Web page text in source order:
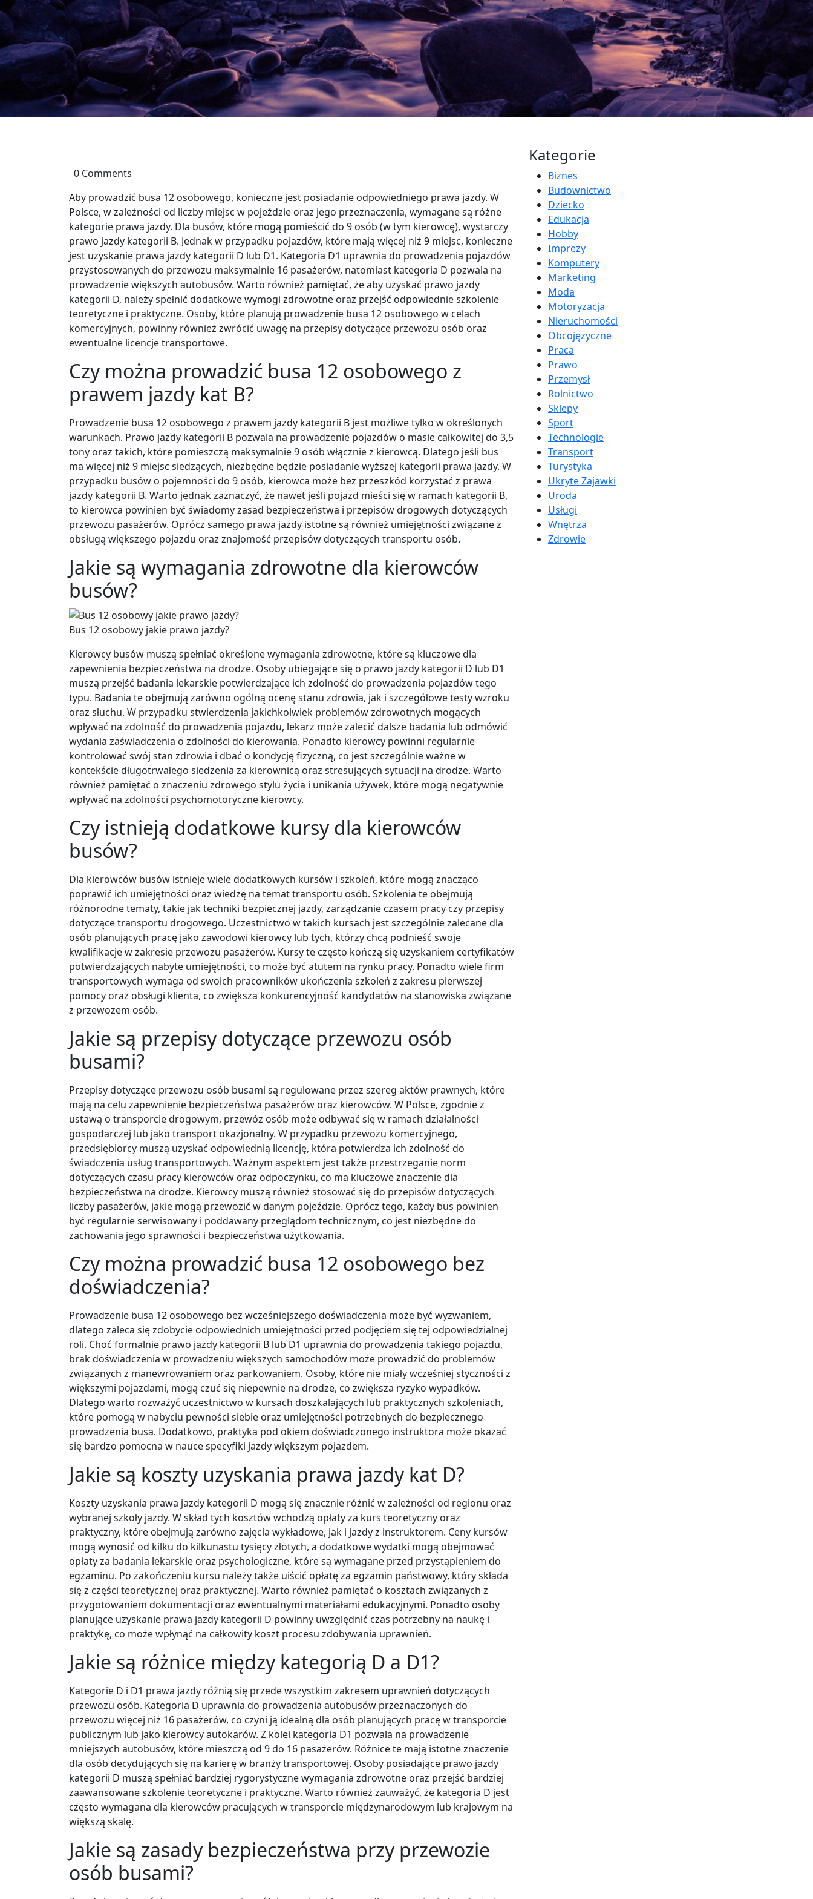
0 Comments
Aby prowadzić busa 12 osobowego, konieczne jest posiadanie odpowiedniego prawa jazdy. W
Polsce, w zależności od liczby miejsc w pojeździe oraz jego przeznaczenia, wymagane są różne
kategorie prawa jazdy. Dla busów, które mogą pomieścić do 9 osób (w tym kierowcę), wystarczy
prawo jazdy kategorii B. Jednak w przypadku pojazdów, które mają więcej niż 9 miejsc, konieczne
jest uzyskanie prawa jazdy kategorii D lub D1. Kategoria D1 uprawnia do prowadzenia pojazdów
przystosowanych do przewozu maksymalnie 16 pasażerów, natomiast kategoria D pozwala na
prowadzenie większych autobusów. Warto również pamiętać, że aby uzyskać prawo jazdy
kategorii D, należy spełnić dodatkowe wymogi zdrowotne oraz przejść odpowiednie szkolenie
teoretyczne i praktyczne. Osoby, które planują prowadzenie busa 12 osobowego w celach
komercyjnych, powinny również zwrócić uwagę na przepisy dotyczące przewozu osób oraz
ewentualne licencje transportowe.
Czy można prowadzić busa 12 osobowego z
prawem jazdy kat B?
Prowadzenie busa 12 osobowego z prawem jazdy kategorii B jest możliwe tylko w określonych
warunkach. Prawo jazdy kategorii B pozwala na prowadzenie pojazdów o masie całkowitej do 3,5
tony oraz takich, które pomieszczą maksymalnie 9 osób włącznie z kierowcą. Dlatego jeśli bus
ma więcej niż 9 miejsc siedzących, niezbędne będzie posiadanie wyższej kategorii prawa jazdy. W
przypadku busów o pojemności do 9 osób, kierowca może bez przeszkód korzystać z prawa
jazdy kategorii B. Warto jednak zaznaczyć, że nawet jeśli pojazd mieści się w ramach kategorii B,
to kierowca powinien być świadomy zasad bezpieczeństwa i przepisów drogowych dotyczących
przewozu pasażerów. Oprócz samego prawa jazdy istotne są również umiejętności związane z
obsługą większego pojazdu oraz znajomość przepisów dotyczących transportu osób.
Jakie są wymagania zdrowotne dla kierowców
busów?
Bus 12 osobowy jakie prawo jazdy?
Kierowcy busów muszą spełniać określone wymagania zdrowotne, które są kluczowe dla
zapewnienia bezpieczeństwa na drodze. Osoby ubiegające się o prawo jazdy kategorii D lub D1
muszą przejść badania lekarskie potwierdzające ich zdolność do prowadzenia pojazdów tego
typu. Badania te obejmują zarówno ogólną ocenę stanu zdrowia, jak i szczegółowe testy wzroku
oraz słuchu. W przypadku stwierdzenia jakichkolwiek problemów zdrowotnych mogących
wpływać na zdolność do prowadzenia pojazdu, lekarz może zalecić dalsze badania lub odmówić
wydania zaświadczenia o zdolności do kierowania. Ponadto kierowcy powinni regularnie
kontrolować swój stan zdrowia i dbać o kondycję fizyczną, co jest szczególnie ważne w
kontekście długotrwałego siedzenia za kierownicą oraz stresujących sytuacji na drodze. Warto
również pamiętać o znaczeniu zdrowego stylu życia i unikania używek, które mogą negatywnie
wpływać na zdolności psychomotoryczne kierowcy.
Czy istnieją dodatkowe kursy dla kierowców
busów?
Dla kierowców busów istnieje wiele dodatkowych kursów i szkoleń, które mogą znacząco
poprawić ich umiejętności oraz wiedzę na temat transportu osób. Szkolenia te obejmują
różnorodne tematy, takie jak techniki bezpiecznej jazdy, zarządzanie czasem pracy czy przepisy
dotyczące transportu drogowego. Uczestnictwo w takich kursach jest szczególnie zalecane dla
osób planujących pracę jako zawodowi kierowcy lub tych, którzy chcą podnieść swoje
kwalifikacje w zakresie przewozu pasażerów. Kursy te często kończą się uzyskaniem certyfikatów
potwierdzających nabyte umiejętności, co może być atutem na rynku pracy. Ponadto wiele firm
transportowych wymaga od swoich pracowników ukończenia szkoleń z zakresu pierwszej
pomocy oraz obsługi klienta, co zwiększa konkurencyjność kandydatów na stanowiska związane
z przewozem osób.
Jakie są przepisy dotyczące przewozu osób
busami?
Przepisy dotyczące przewozu osób busami są regulowane przez szereg aktów prawnych, które
mają na celu zapewnienie bezpieczeństwa pasażerów oraz kierowców. W Polsce, zgodnie z
ustawą o transporcie drogowym, przewóz osób może odbywać się w ramach działalności
gospodarczej lub jako transport okazjonalny. W przypadku przewozu komercyjnego,
przedsiębiorcy muszą uzyskać odpowiednią licencję, która potwierdza ich zdolność do
świadczenia usług transportowych. Ważnym aspektem jest także przestrzeganie norm
dotyczących czasu pracy kierowców oraz odpoczynku, co ma kluczowe znaczenie dla
bezpieczeństwa na drodze. Kierowcy muszą również stosować się do przepisów dotyczących
liczby pasażerów, jakie mogą przewozić w danym pojeździe. Oprócz tego, każdy bus powinien
być regularnie serwisowany i poddawany przeglądom technicznym, co jest niezbędne do
zachowania jego sprawności i bezpieczeństwa użytkowania.
Czy można prowadzić busa 12 osobowego bez
doświadczenia?
Prowadzenie busa 12 osobowego bez wcześniejszego doświadczenia może być wyzwaniem,
dlatego zaleca się zdobycie odpowiednich umiejętności przed podjęciem się tej odpowiedzialnej
roli. Choć formalnie prawo jazdy kategorii B lub D1 uprawnia do prowadzenia takiego pojazdu,
brak doświadczenia w prowadzeniu większych samochodów może prowadzić do problemów
związanych z manewrowaniem oraz parkowaniem. Osoby, które nie miały wcześniej styczności z
większymi pojazdami, mogą czuć się niepewnie na drodze, co zwiększa ryzyko wypadków.
Dlatego warto rozważyć uczestnictwo w kursach doszkalających lub praktycznych szkoleniach,
które pomogą w nabyciu pewności siebie oraz umiejętności potrzebnych do bezpiecznego
prowadzenia busa. Dodatkowo, praktyka pod okiem doświadczonego instruktora może okazać
się bardzo pomocna w nauce specyfiki jazdy większym pojazdem.
Jakie są koszty uzyskania prawa jazdy kat D?
Koszty uzyskania prawa jazdy kategorii D mogą się znacznie różnić w zależności od regionu oraz
wybranej szkoły jazdy. W skład tych kosztów wchodzą opłaty za kurs teoretyczny oraz
praktyczny, które obejmują zarówno zajęcia wykładowe, jak i jazdy z instruktorem. Ceny kursów
mogą wynosić od kilku do kilkunastu tysięcy złotych, a dodatkowe wydatki mogą obejmować
opłaty za badania lekarskie oraz psychologiczne, które są wymagane przed przystąpieniem do
egzaminu. Po zakończeniu kursu należy także uiścić opłatę za egzamin państwowy, który składa
się z części teoretycznej oraz praktycznej. Warto również pamiętać o kosztach związanych z
przygotowaniem dokumentacji oraz ewentualnymi materiałami edukacyjnymi. Ponadto osoby
planujące uzyskanie prawa jazdy kategorii D powinny uwzględnić czas potrzebny na naukę i
praktykę, co może wpłynąć na całkowity koszt procesu zdobywania uprawnień.
Jakie są różnice między kategorią D a D1?
Kategorie D i D1 prawa jazdy różnią się przede wszystkim zakresem uprawnień dotyczących
przewozu osób. Kategoria D uprawnia do prowadzenia autobusów przeznaczonych do
przewozu więcej niż 16 pasażerów, co czyni ją idealną dla osób planujących pracę w transporcie
publicznym lub jako kierowcy autokarów. Z kolei kategoria D1 pozwala na prowadzenie
mniejszych autobusów, które mieszczą od 9 do 16 pasażerów. Różnice te mają istotne znaczenie
dla osób decydujących się na karierę w branży transportowej. Osoby posiadające prawo jazdy
kategorii D muszą spełniać bardziej rygorystyczne wymagania zdrowotne oraz przejść bardziej
zaawansowane szkolenie teoretyczne i praktyczne. Warto również zauważyć, że kategoria D jest
często wymagana dla kierowców pracujących w transporcie międzynarodowym lub krajowym na
większą skalę.
Jakie są zasady bezpieczeństwa przy przewozie
osób busami?
Kategorie
Biznes
Budownictwo
Dziecko
Edukacja
Hobby
Imprezy
Komputery
Marketing
Moda
Motoryzacja
Nieruchomości
Obcojęzyczne
Praca
Prawo
Przemysł
Rolnictwo
Sklepy
Sport
Technologie
Transport
Turystyka
Ukryte Zajawki
Uroda
Usługi
Wnętrza
Zdrowie